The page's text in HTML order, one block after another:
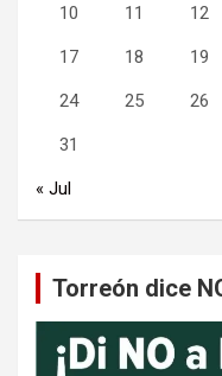
10 11 12
17 18 19
24 25 26
31
« Jul
Torreón dice